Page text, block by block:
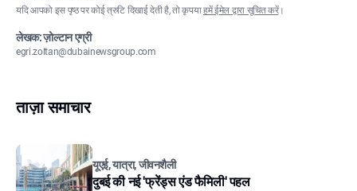
यदि आपको इस पृष्ठ पर कोई त्रुटि दिखाई देती है, तो कृपयाहमें ईमेल द्वारा सूचित करें।
लेखक: ज़ोल्टान एग्री
egri.zoltan@dubainewsgroup.com
ताज़ा समाचार
यूएई, यात्रा, जीवनशैली
दुबई की नई 'फ्रेंड्स एंड फैमिली' पहल